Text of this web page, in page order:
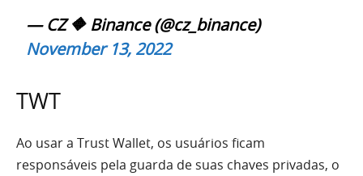
— CZ 🔶 Binance (@cz_binance)
November 13, 2022
TWT
Ao usar a Trust Wallet, os usuários ficam
responsáveis ​​pela guarda de suas chaves privadas, o